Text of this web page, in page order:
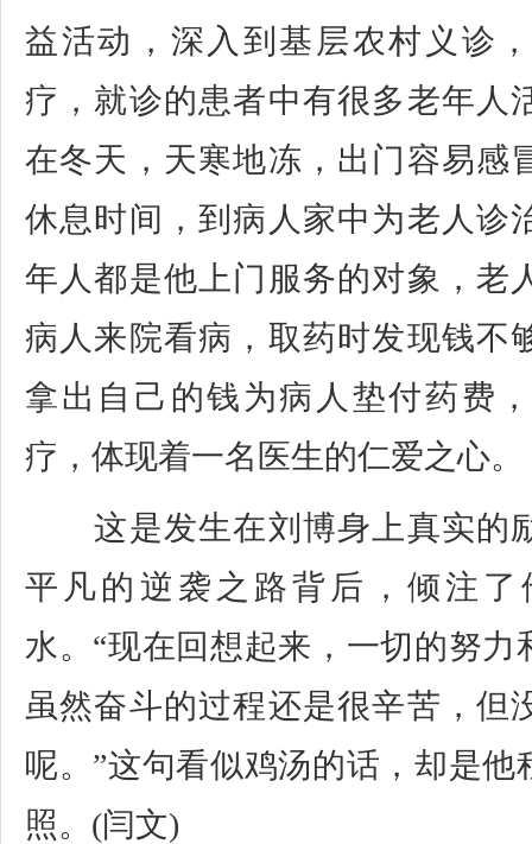
益活动，深入到基层农村义诊
疗，就诊的患者中有很多老年人
在冬天，天寒地冻，出门容易感
休息时间，到病人家中为老人诊
年人都是他上门服务的对象，老
病人来院看病，取药时发现钱不
拿出自己的钱为病人垫付药费
疗，体现着一名医生的仁爱之心。
这是发生在刘博身上真实的
平凡的逆袭之路背后，倾注
水。“现在回想起来，一切的努力
虽然奋斗的过程还是很辛苦，但
呢。”这句看似鸡汤的话，却是他
照。(闫文)